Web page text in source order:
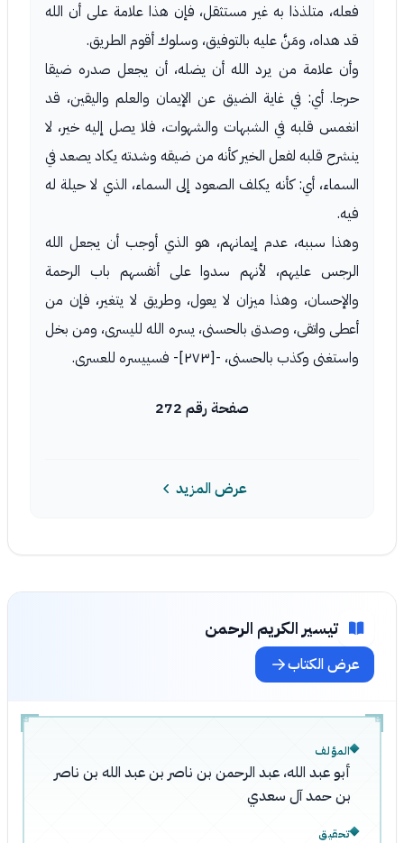
فعله، متلذذا به غير مستثقل، فإن هذا علامة على أن الله
قد هداه، ومَنَّ عليه بالتوفيق، وسلوك أقوم الطريق.
وأن علامة من يرد الله أن يضله، أن يجعل صدره ضيقا
حرجا. أي: في غاية الضيق عن الإيمان والعلم واليقين، قد
انغمس قلبه في الشبهات والشهوات، فلا يصل إليه خير، لا
ينشرح قلبه لفعل الخير كأنه من ضيقه وشدته يكاد يصعد في
السماء، أي: كأنه يكلف الصعود إلى السماء، الذي لا حيلة له
فيه.
وهذا سببه، عدم إيمانهم، هو الذي أوجب أن يجعل الله
الرجس عليهم، لأنهم سدوا على أنفسهم باب الرحمة
والإحسان، وهذا ميزان لا يعول، وطريق لا يتغير، فإن من
أعطى واتقى، وصدق بالحسنى، يسره الله لليسرى، ومن بخل
واستغنى وكذب بالحسنى، -[٢٧٣]- فسييسره للعسرى.
صفحة رقم 272
عرض المزيد
تيسير الكريم الرحمن
عرض الكتاب
المؤلف
أبو عبد الله، عبد الرحمن بن ناصر بن عبد الله بن ناصر
بن حمد آل سعدي
تحقيق